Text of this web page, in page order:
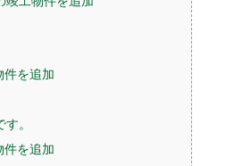
件を追加
。
件を追加